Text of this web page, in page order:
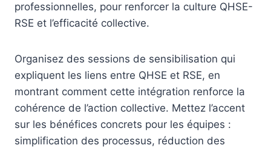
professionnelles, pour renforcer la culture QHSE-
RSE et l’efficacité collective.
Organisez des sessions de sensibilisation qui
expliquent les liens entre QHSE et RSE, en
montrant comment cette intégration renforce la
cohérence de l’action collective. Mettez l’accent
sur les bénéfices concrets pour les équipes :
simplification des processus, réduction des